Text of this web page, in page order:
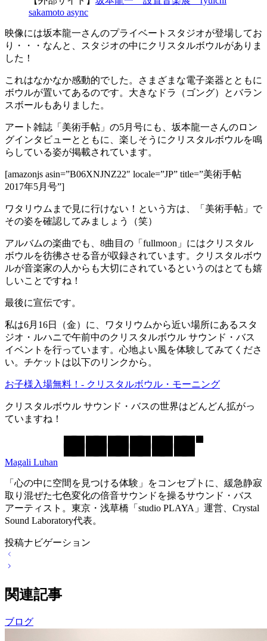
sakamoto async
映像には坂本龍一さんのプライベートスタジオが登場してお
り・・・なんと、スタジオの中にクリスタルボウルがありま
した！
これはなかなか感動的でした。さまざまな電子楽器とともに
ボウルが置いてあるのです。大きなドラ（ゴング）とバラン
スボールもありました。
アート雑誌「美術手帖」の5月号にも、坂本龍一さんのロン
グインタビューとともに、楽しそうにクリスタルボウルを鳴
らしている姿が掲載されています。
[amazonjs asin=”B06XNJNZ22″ locale=”JP” title=”美術手帖
2017年5月号”]
ワタリウムまで見に行けない！という方は、「美術手帖」で
その姿を確認してみましょう（笑）
アルバムの楽曲でも、8曲目の「fullmoon」にはクリスタル
ボウルを彷彿させる音が収録されています。クリスタルボウ
ルが音楽家の人からも大切にされているというのはとても嬉
しいことですね！
最後に宣伝です。
私は6月16日（金）に、ワタリウムから近い場所にあるスタ
ジオ・ルハニで午前中のクリスタルボウル サウンド・バス
イベントを行っています。心地よい風を体験してみてくださ
い。チケットは以下のリンクから。
お子様入場無料！- クリスタルボウル・モーニング
クリスタルボウル サウンド・バスの世界はどんどん拡がっ
ていますね！
Magali Luhan
「心の中に空間を見つける体験」をコンセプトに、緩急静寂
取り混ぜた七色変化の倍音サウンドを操るサウンド・バス
アーティスト。東京・浅草橋「studio PLAYA」運営、Crystal
Sound Laboratory代表。
投稿ナビゲーション
関連記事
ブログ